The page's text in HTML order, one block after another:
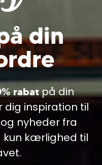
af statistik og til
til forbedring af
accepterer duI
din
rabatpå din
dig inspiration til
nyheder fra
kun kærlighed til